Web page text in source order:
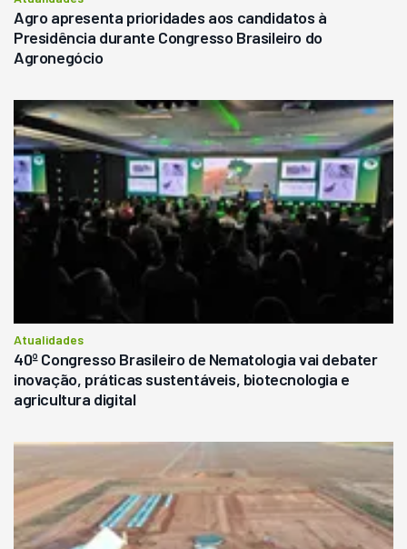
Agro apresenta prioridades aos candidatos à
Presidência durante Congresso Brasileiro do
Agronegócio
Atualidades
40º Congresso Brasileiro de Nematologia vai debater
inovação, práticas sustentáveis, biotecnologia e
agricultura digital